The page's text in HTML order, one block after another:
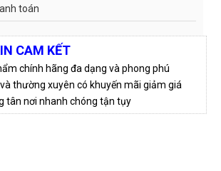
toán
CAM KẾT
chính hãng đa dạng và phong phú
thường xuyên có khuyến mãi giảm giá
tân nơi nhanh chóng tận tụy